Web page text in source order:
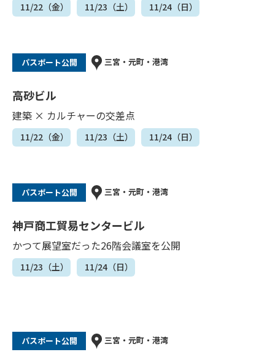
11/22（金） 11/23（土） 11/24（日）
パスポート公開 三宮・元町・港湾
高砂ビル